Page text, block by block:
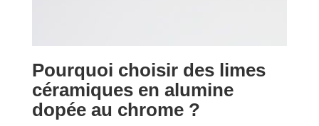
Pourquoi choisir des limes
céramiques en alumine
dopée au chrome ?